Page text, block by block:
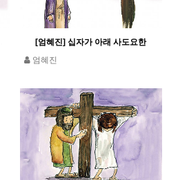
[엄혜진] 십자가 아래 사도요한
엄혜진